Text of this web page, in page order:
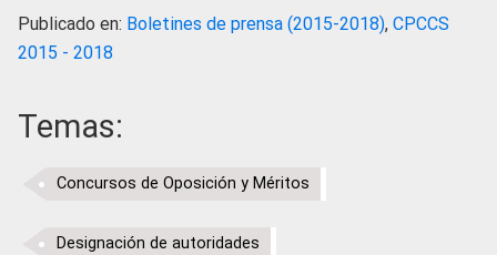
Publicado en: Boletines de prensa (2015-2018), CPCCS
2015 - 2018
Temas:
Concursos de Oposición y Méritos
Designación de autoridades